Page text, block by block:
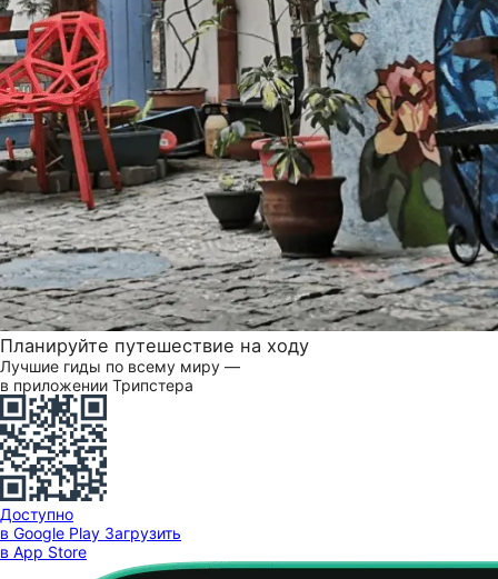
Планируйте путешествие на ходу
Лучшие гиды по всему миру —
в приложении Трипстера
Доступно
в Google Play Загрузить
в App Store